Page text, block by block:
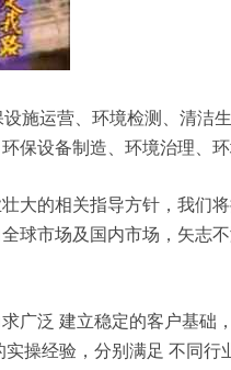
施运营、环境检测、清洁
保设备制造、环境治理、
大的相关指导方针，我们
球市场及国内市场，矢志
广泛 建立稳定的客户基础
操经验，分别满足 不同行